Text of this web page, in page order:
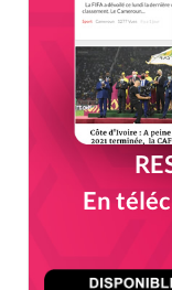
En